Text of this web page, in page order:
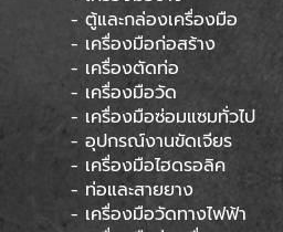
- ตู้และกล่องเครื่องมือ
- เครื่องมือก่อสร้าง
- เครื่องตัดท่อ
- เครื่องมือวัด
- เครื่องมือซ่อมแซมทั่วไป
- อุปกรณ์งานขัดเจียร
- เครื่องมือไฮดรอลิค
- ท่อและสายยาง
- เครื่องมือวัดทางไฟฟ้า